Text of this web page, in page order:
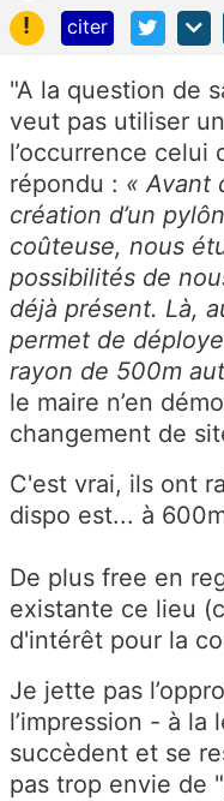
!
citer
"A la question de
veut pas utiliser
l’occurrence celui
répondu : « Avant
création d’un
coûteuse, nous
possibilités de
déjà présent. Là,
permet de
rayon de 500m
le maire n’en
changement de
C'est vrai, ils ont
dispo est... à
De plus free en
existante ce lieu
d'intérêt pour la
Je jette pas
l’impression - à la
succèdent et se
pas trop envie de